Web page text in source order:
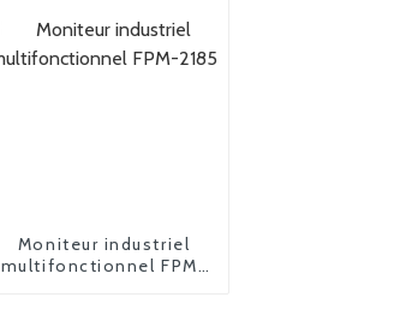
Moniteur industriel
multifonctionnel FPM-